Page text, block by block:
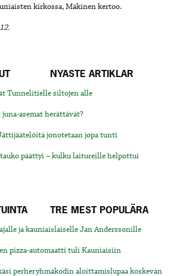
kirkossa, Mäkinen kertoo.
NYASTE ARTIKLAR
Tunnelitielle siltojen alle
asemat herättävät?
jonotetaan jopa tunti
päättyi – kulku laitureille helpottui
TRE MEST POPULÄRA
ja kauniaislaiselle Jan Anderssonille
pizza-automaatti tuli Kauniaisiin
perheryhmäkodin aloittamislupaa koskevan